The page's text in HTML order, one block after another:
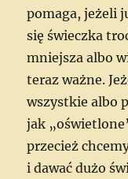
pomaga, jeżeli
się świeczka
mniejsza albo
teraz ważne.
wszystkie albo
jak
przecież
i dawać dużo